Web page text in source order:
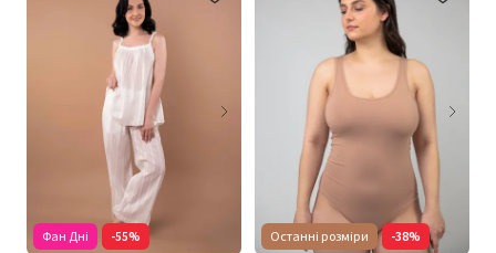
Фан Дні -55% Останні розміри -38%